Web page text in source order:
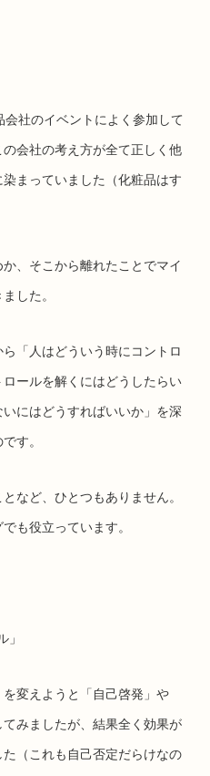
社のイベントによく参加して
会社の考え方が全て正しく他
まっていました（化粧品はす
、そこから離れたことでマイ
した。
「人はどういう時にコントロ
ールを解くにはどうしたらい
にはどうすればいいか」を深
す。
など、ひとつもありません。
も役立っています。
」
変えようと「自己啓発」や
てみましたが、結果全く効果が
（これも自己否定だらけなの